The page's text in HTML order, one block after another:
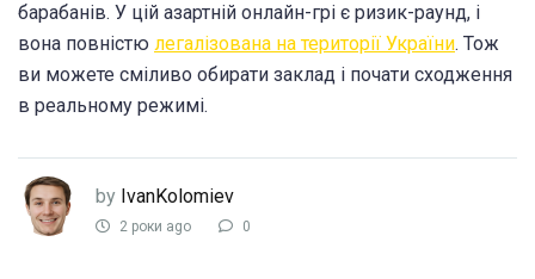
барабанів. У цій азартній онлайн-грі є ризик-раунд, і
вона повністю легалізована на території України. Тож
ви можете сміливо обирати заклад і почати сходження
в реальному режимі.
by IvanKolomiev
2 роки ago 0